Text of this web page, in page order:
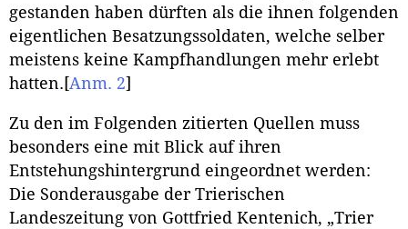
gestanden haben dürften als die ihnen folgenden
eigentlichen Besatzungssoldaten, welche selber
meistens keine Kampfhandlungen mehr erlebt
hatten. [Anm. 2]
Zu den im Folgenden zitierten Quellen muss
besonders eine mit Blick auf ihren
Entstehungshintergrund eingeordnet werden:
Die Sonderausgabe der Trierischen
Landeszeitung von Gottfried Kentenich, „Trier